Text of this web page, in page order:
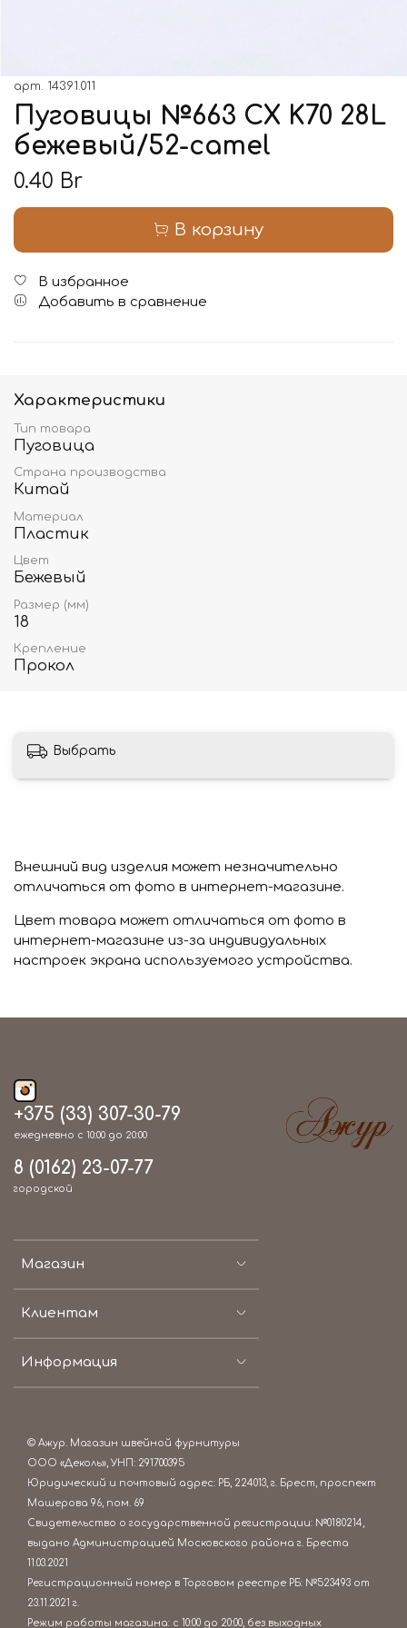
арт. 14391.011
Пуговицы №663 CX K70 28L
бежевый/52-camel
0.40 Br
В корзину
В избранное
Добавить в сравнение
Характеристики
Тип товара
Пуговица
Страна производства
Китай
Материал
Пластик
Цвет
Бежевый
Размер (мм)
18
Крепление
Прокол
Выбрать
Внешний вид изделия может незначительно
отличаться от фото в интернет-магазине.
Цвет товара может отличаться от фото в
интернет-магазине из-за индивидуальных
настроек экрана используемого устройства.
Магазин
Клиентам
Информация
+375 (33) 307-30-79
ежедневно с 10:00 до 20:00
8 (0162) 23-07-77
городской
© Ажур. Магазин швейной фурнитуры
ООО «Деколь», УНП: 291700395
Юридический и почтовый адрес: РБ, 224013, г. Брест, проспект
Машерова 96, пом. 69
Свидетельство о государственной регистрации: №0180214,
выдано Администрацией Московского района г. Бреста
11.03.2021
Регистрационный номер в Торговом реестре РБ: №523493 от
23.11.2021 г.
Режим работы магазина: c 10:00 до 20:00, без выходных